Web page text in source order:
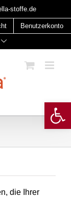
stoffe.de
Benutzerkonto
die Ihrer